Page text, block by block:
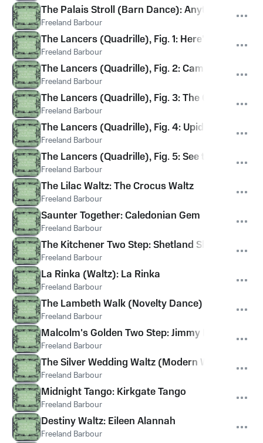
The Palais Stroll (Barn Dance): Anything Doin'
Freeland Barbour
The Lancers (Quadrille), Fig. 1: Here's to the
Freeland Barbour
The Lancers (Quadrille), Fig. 2: Camptown
Freeland Barbour
The Lancers (Quadrille), Fig. 3: The Gambolier
Freeland Barbour
The Lancers (Quadrille), Fig. 4: Upidee / There
Freeland Barbour
The Lancers (Quadrille), Fig. 5: See the
Freeland Barbour
The Lilac Waltz: The Crocus Waltz
Freeland Barbour
Saunter Together: Caledonian Gem
Freeland Barbour
The Kitchener Two Step: Shetland Shells / The
Freeland Barbour
La Rinka (Waltz): La Rinka
Freeland Barbour
The Lambeth Walk (Novelty Dance)
Freeland Barbour
Malcolm's Golden Two Step: Jimmy Malcolm's
Freeland Barbour
The Silver Wedding Waltz (Modern Waltz):
Freeland Barbour
Midnight Tango: Kirkgate Tango
Freeland Barbour
Destiny Waltz: Eileen Alannah
Freeland Barbour